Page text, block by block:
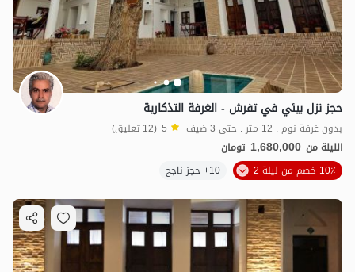
1.68مليون ت 5
حجز نزل بيئي في تفرش - الغرفة التذكارية
بدون غرفة نوم . 12 متر . حتى 3 ضيف 5 (12 تعليق)
الليلة من 1,680,000 تومان
10٪ خصم من ليلة 2
10+ حجز ناجح